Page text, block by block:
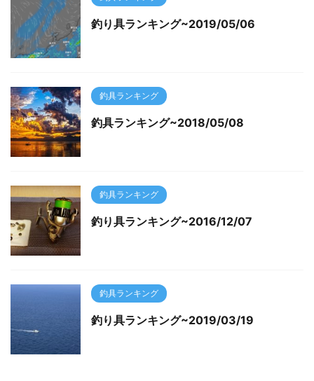
釣り具ランキング~2019/05/06
釣具ランキング
釣具ランキング~2018/05/08
釣具ランキング
釣り具ランキング~2016/12/07
釣具ランキング
釣り具ランキング~2019/03/19